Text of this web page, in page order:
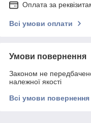
Оплата за
Всі умови оплати
Умови повернення
Законом не
належної якості
Всі умови повернення